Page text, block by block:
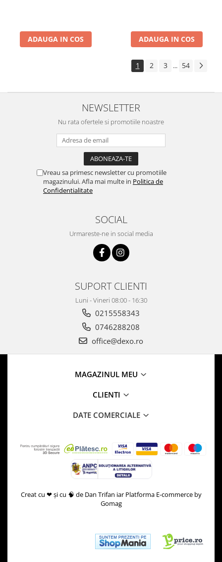
ADAUGA IN COS ADAUGA IN COS
1 2 3 ... 54
NEWSLETTER
Nu rata ofertele si promotiile noastre
Vreau sa primesc newsletter cu promotiile
magazinului. Afla mai multe in Politica de
Confidentialitate
SOCIAL
Urmareste-ne in social media
SUPORT CLIENTI
Luni - Vineri 08:00 - 16:30
0215558343
0746288208
office@dexo.ro
MAGAZINUL MEU
CLIENTI
DATE COMERCIALE
Creat cu ❤ și cu 🧠 de Dan Trifan iar Platforma E-commerce by
Gomag